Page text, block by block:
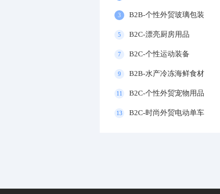
3 B2B-个性外贸玻璃包装
5 B2C-漂亮厨房用品
7 B2C-个性运动装备
9 B2B-水产冷冻海鲜食材
11 B2C-个性外贸宠物用品
13 B2C-时尚外贸电动单车